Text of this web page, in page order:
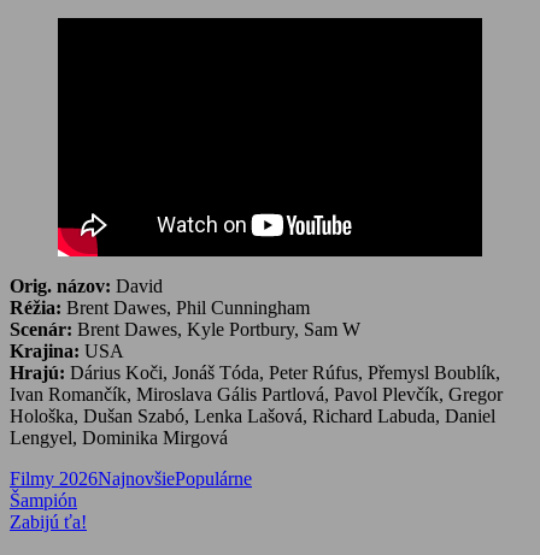
Orig. názov: David
Réžia: Brent Dawes, Phil Cunningham
Scenár: Brent Dawes, Kyle Portbury, Sam W
Krajina: USA
Hrajú: Dárius Koči, Jonáš Tóda, Peter Rúfus, Přemysl Boublík,
Ivan Romančík, Miroslava Gális Partlová, Pavol Plevčík, Gregor
Hološka, Dušan Szabó, Lenka Lašová, Richard Labuda, Daniel
Lengyel, Dominika Mirgová
Filmy 2026NajnovšiePopulárne
Navigácia
v
Previous
Post:
Šampión
Next
Zabijú ťa!